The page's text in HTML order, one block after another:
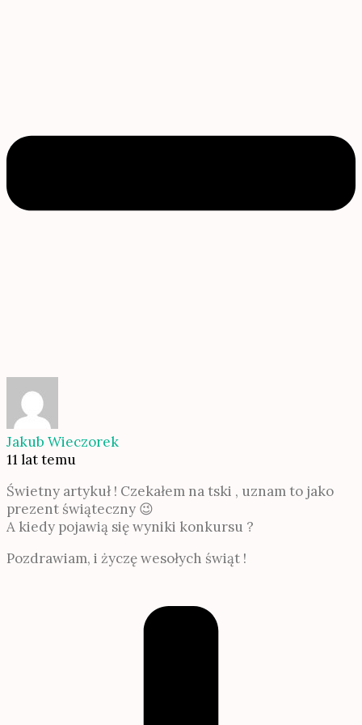
Jakub Wieczorek
11 lat temu
Świetny artykuł ! Czekałem na tski , uznam to jako
prezent świąteczny 😉
A kiedy pojawią się wyniki konkursu ?
Pozdrawiam, i życzę wesołych świąt !